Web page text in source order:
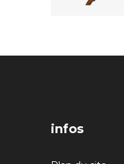
infos